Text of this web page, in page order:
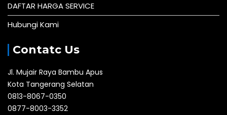
DAFTAR HARGA SERVICE
Hubungi Kami
Contatc Us
Jl. Mujair Raya Bambu Apus
Kota Tangerang Selatan
0813-8067-0350
0877-8003-3352